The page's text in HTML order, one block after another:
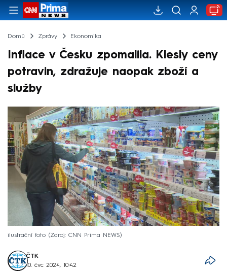
Domů Zprávy Ekonomika
Inflace v Česku zpomalila. Klesly ceny
potravin, zdražuje naopak zboží a
služby
ilustrační foto Zdroj: CNN Prima NEWS
ČTK
10. čvc 2024, 10:42